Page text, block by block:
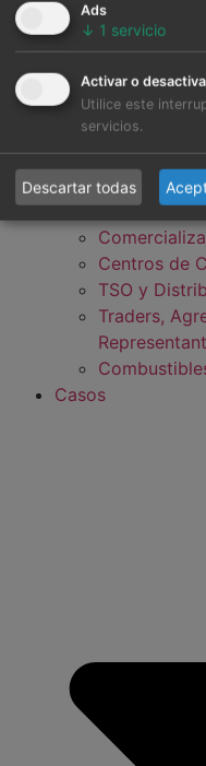
Bancos
Industria,
Centers
Centros de
TSO y
Traders,
Casos
Ads
↓ 1 servicio
Activar o
Utilice este
servicios.
Descartar todas